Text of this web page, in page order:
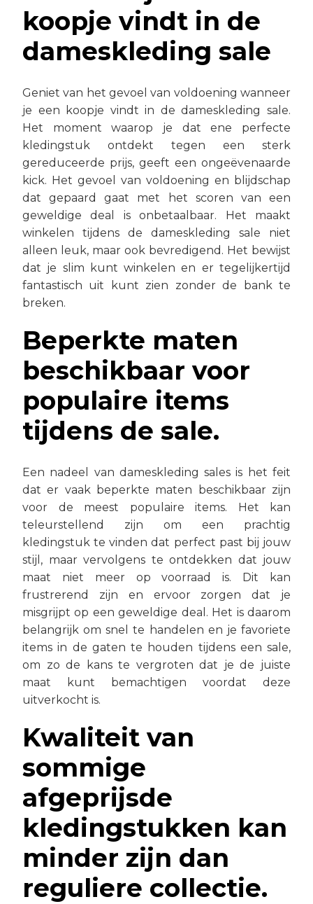
koopje vindt in de
dameskleding sale
Geniet van het gevoel van voldoening wanneer
je een koopje vindt in de dameskleding sale.
Het moment waarop je dat ene perfecte
kledingstuk ontdekt tegen een sterk
gereduceerde prijs, geeft een ongeëvenaarde
kick. Het gevoel van voldoening en blijdschap
dat gepaard gaat met het scoren van een
geweldige deal is onbetaalbaar. Het maakt
winkelen tijdens de dameskleding sale niet
alleen leuk, maar ook bevredigend. Het bewijst
dat je slim kunt winkelen en er tegelijkertijd
fantastisch uit kunt zien zonder de bank te
breken.
Beperkte maten
beschikbaar voor
populaire items
tijdens de sale.
Een nadeel van dameskleding sales is het feit
dat er vaak beperkte maten beschikbaar zijn
voor de meest populaire items. Het kan
teleurstellend zijn om een prachtig
kledingstuk te vinden dat perfect past bij jouw
stijl, maar vervolgens te ontdekken dat jouw
maat niet meer op voorraad is. Dit kan
frustrerend zijn en ervoor zorgen dat je
misgrijpt op een geweldige deal. Het is daarom
belangrijk om snel te handelen en je favoriete
items in de gaten te houden tijdens een sale,
om zo de kans te vergroten dat je de juiste
maat kunt bemachtigen voordat deze
uitverkocht is.
Kwaliteit van
sommige
afgeprijsde
kledingstukken kan
minder zijn dan
reguliere collectie.